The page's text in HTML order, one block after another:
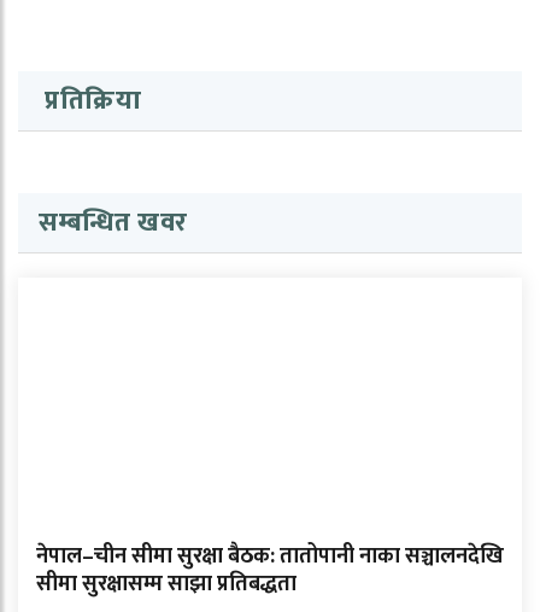
प्रतिक्रिया
सम्बन्धित खवर
नेपाल–चीन सीमा सुरक्षा बैठक: तातोपानी नाका सञ्चालनदेखि
सीमा सुरक्षासम्म साझा प्रतिबद्धता